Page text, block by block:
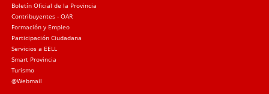
Boletín Oficial de la Provincia
Contribuyentes - OAR
Formación y Empleo
Participación Ciudadana
Servicios a EELL
Smart Provincia
Turismo
@Webmail